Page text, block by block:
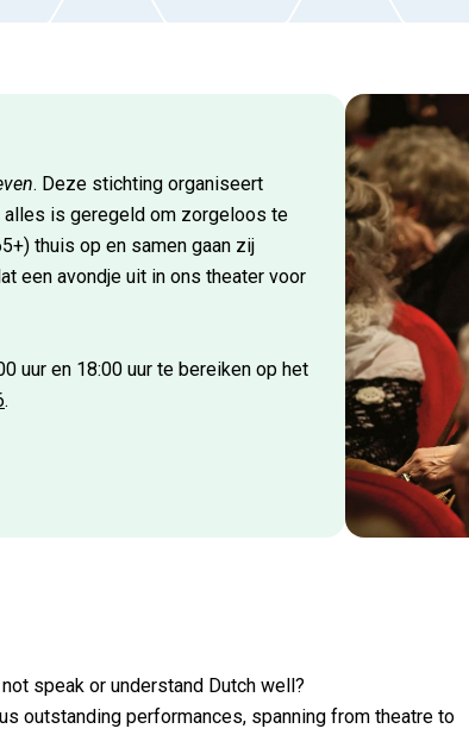
. Deze stichting organiseert
is geregeld om zorgeloos te
thuis op en samen gaan zij
een avondje uit in ons theater voor
uur en 18:00 uur te bereiken op het
.
speak or understand Dutch well?
outstanding performances, spanning from theatre to